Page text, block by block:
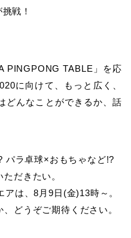
戦！
PINGPONG TABLE 」を応
に向けて、もっと広く、
どんなことができるか、話
パラ卓球×おもちゃなど!?
だきたい。
アは、8 月9日 (金)13時～。
どうぞご期待ください。